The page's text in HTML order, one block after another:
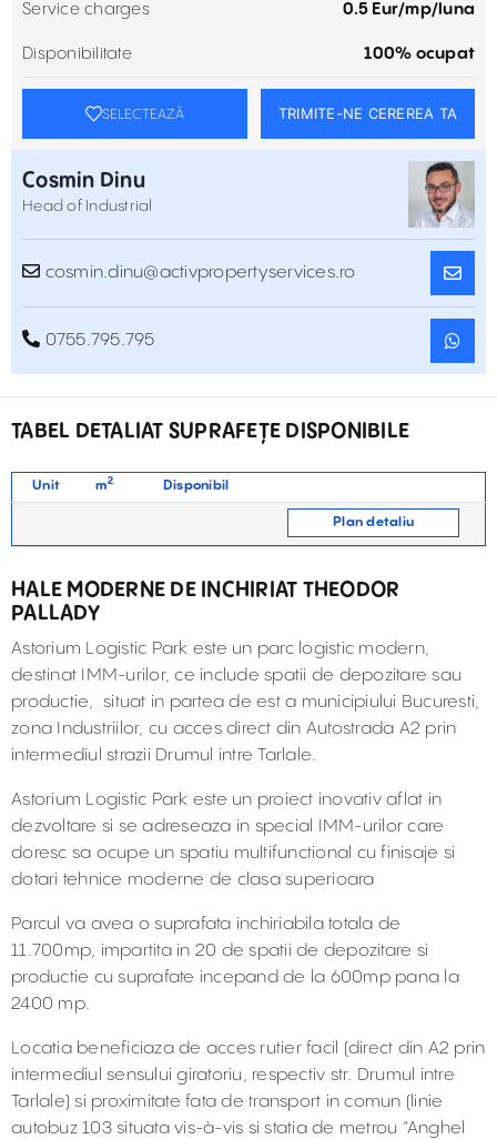
Service charges 0.5 Eur/mp/luna
Disponibilitate 100% ocupat
SELECTEAZĂ TRIMITE-NE CEREREA TA
Cosmin Dinu
Head of Industrial
cosmin.dinu@activpropertyservices.ro
0755.795.795
TABEL DETALIAT SUPRAFEȚE DISPONIBILE
Unit m2 Disponibil
Plan detaliu
HALE MODERNE DE INCHIRIAT THEODOR
PALLADY
Astorium Logistic Park este un parc logistic modern,
destinat IMM-urilor, ce include spatii de depozitare sau
productie, situat in partea de est a municipiului Bucuresti,
zona Industriilor, cu acces direct din Autostrada A2 prin
intermediul strazii Drumul intre Tarlale.
Astorium Logistic Park este un proiect inovativ aflat in
dezvoltare si se adreseaza in special IMM-urilor care
doresc sa ocupe un spatiu multifunctional cu finisaje si
dotari tehnice moderne de clasa superioara
Parcul va avea o suprafata inchiriabila totala de
11.700mp, impartita in 20 de spatii de depozitare si
productie cu suprafate incepand de la 600mp pana la
2400 mp.
Locatia beneficiaza de acces rutier facil (direct din A2 prin
intermediul sensului giratoriu, respectiv str. Drumul intre
Tarlale) si proximitate fata de transport in comun (linie
autobuz 103 situata vis-à-vis si statia de metrou “Anghel